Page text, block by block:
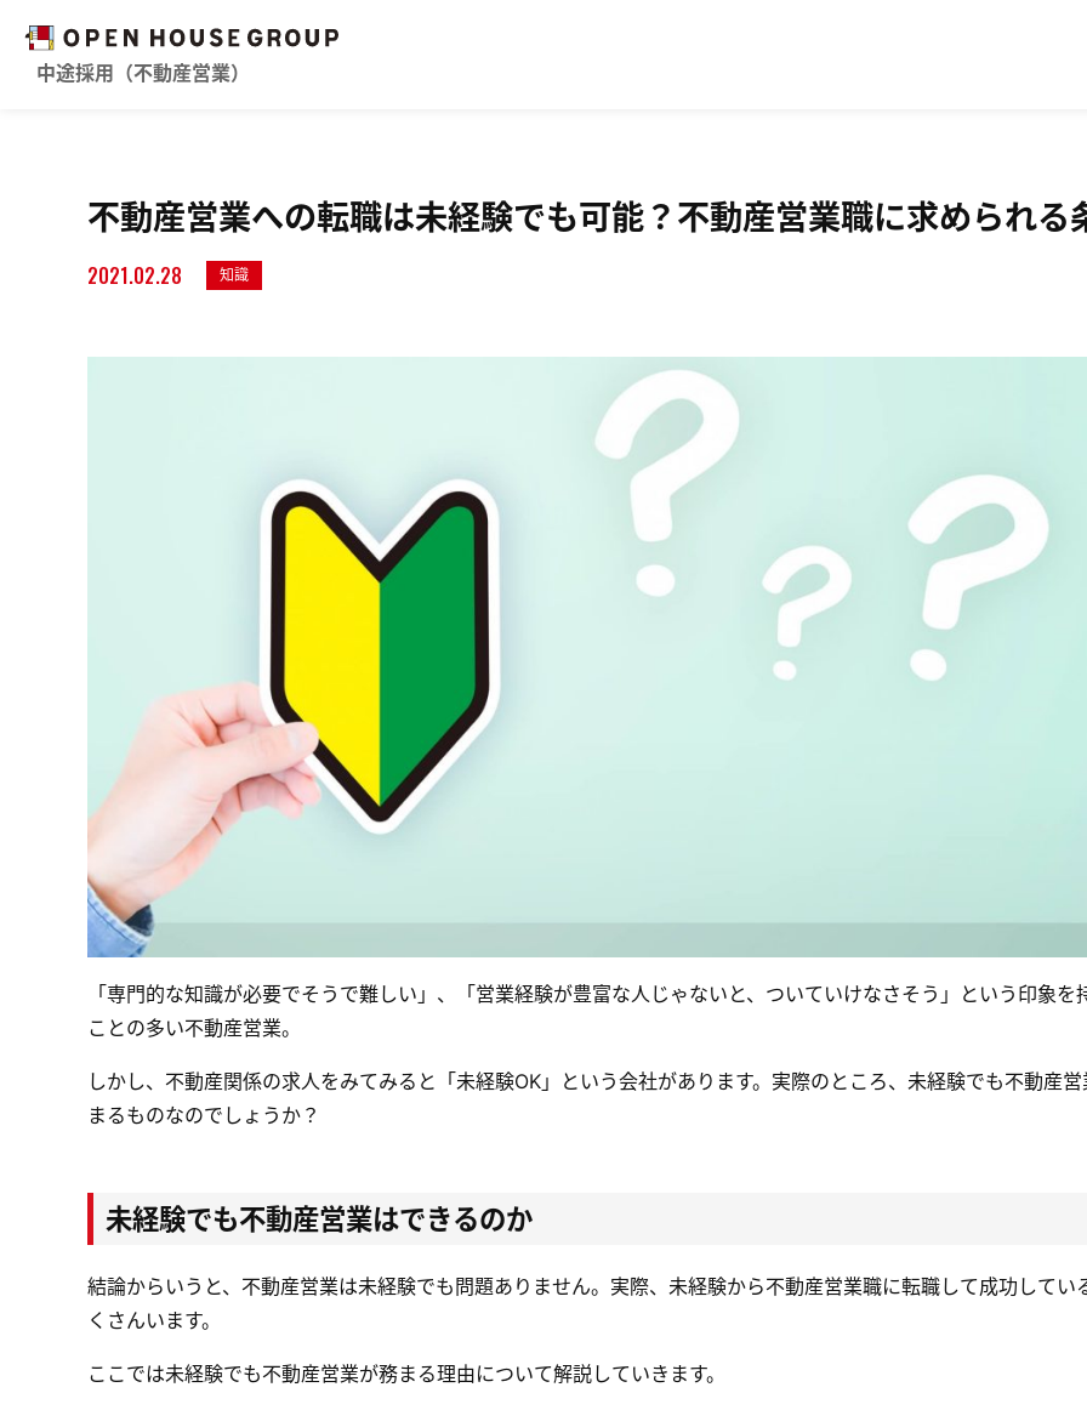
中途採用（不動産営業）
不動産営業への転職は未経験でも可能？不動産営業職に求められる
2021.02.28 知識
「専門的な知識が必要でそうで難しい」、「営業経験が豊富な人じゃないと、ついていけなさそう」という印象を
ことの多い不動産営業。
しかし、不動産関係の求人をみてみると「未経験OK」という会社があります。実際のところ、未経験でも不動産
まるものなのでしょうか？
未経験でも不動産営業はできるのか
結論からいうと、不動産営業は未経験でも問題ありません。実際、未経験から不動産営業職に転職して成功してい
くさんいます。
ここでは未経験でも不動産営業が務まる理由について解説していきます。